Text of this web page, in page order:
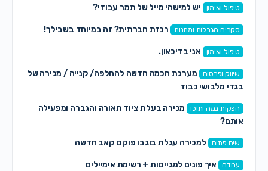
טיפול ואימון יש למישהי מייל של תמר עבודי?
סקרים הגרלות ומתנות רכזת חברתית? זה במיוחד בשבילך!
טיפול ואימון אני בדיכאון.
שיווק ופרסום
מערכת חכמה חדשה להחלפה/ קנייה / מכירה של
בגדי מלבושי כבוד
הפקות במה ותוכן
מכירה בעלת ציוד תאורה והגברה ומפעילה
אותם?
שיח פתוח למכירה עגלת בוגבו פוקס קאב חדשה
עבודה איך פונים למגייסות + רשימת אימיילים